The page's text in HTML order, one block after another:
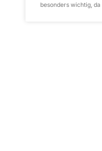
besonders wichtig, da